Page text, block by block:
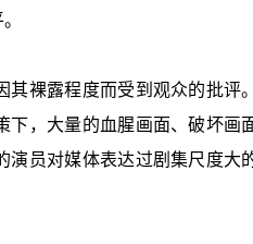
裸露程度而受到观众的批评
，大量的血腥画面、破坏画
员对媒体表达过剧集尺度大